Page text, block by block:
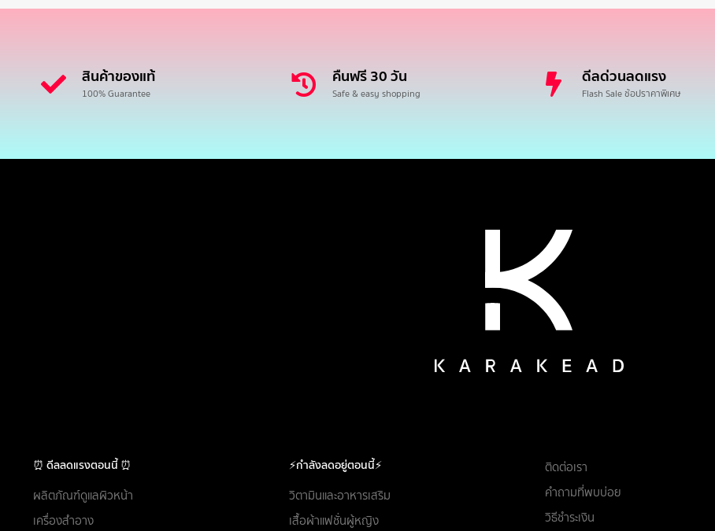
สินค้าของแท้
100% Guarantee
คืนฟรี 30 วัน
Safe & easy shopping
ดีลด่วนลดแรง
Flash Sale ช้อปราคาพิเศษ
⏰ ดีลลดแรงตอนนี้ ⏰
ผลิตภัณฑ์ดูแลผิวหน้า
เครื่องสำอาง
⚡กำลังลดอยู่ตอนนี้⚡
วิตามินและอาหารเสริม
เสื้อผ้าแฟชั่นผู้หญิง
ติดต่อเรา
คำถามที่พบบ่อย
วิธีชำระเงิน